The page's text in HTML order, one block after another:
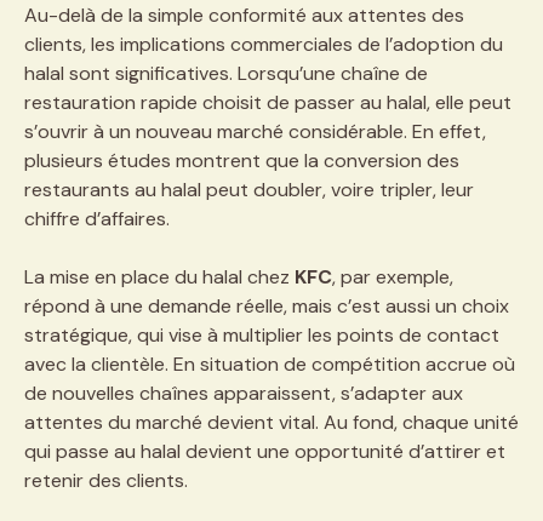
Au-delà de la simple conformité aux attentes des
clients, les implications commerciales de l’adoption du
halal sont significatives. Lorsqu’une chaîne de
restauration rapide choisit de passer au halal, elle peut
s’ouvrir à un nouveau marché considérable. En effet,
plusieurs études montrent que la conversion des
restaurants au halal peut doubler, voire tripler, leur
chiffre d’affaires.
La mise en place du halal chez KFC, par exemple,
répond à une demande réelle, mais c’est aussi un choix
stratégique, qui vise à multiplier les points de contact
avec la clientèle. En situation de compétition accrue où
de nouvelles chaînes apparaissent, s’adapter aux
attentes du marché devient vital. Au fond, chaque unité
qui passe au halal devient une opportunité d’attirer et
retenir des clients.